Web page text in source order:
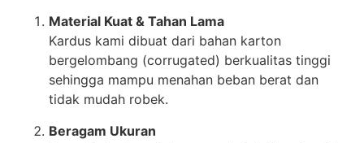
Material Kuat & Tahan Lama
Kardus kami dibuat dari bahan karton
bergelombang (corrugated) berkualitas tinggi
sehingga mampu menahan beban berat dan
tidak mudah robek.
Beragam Ukuran